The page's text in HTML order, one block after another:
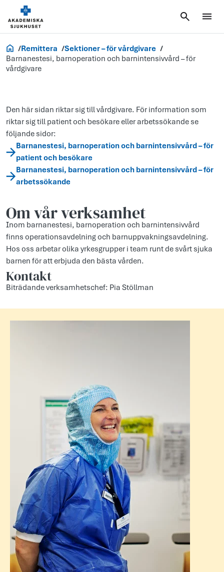
Vårdgivare
Remittera
Sektioner – för vårdgivare
Barnanestesi, barnoperation och barnintensivvård – för
vårdgivare
Den här sidan riktar sig till vårdgivare. För information som
riktar sig till patient och besökare eller arbetssökande se
följande sidor:
Barnanestesi, barnoperation och barnintensivvård – för
patient och besökare
Barnanestesi, barnoperation och barnintensivvård – för
arbetssökande
Om vår verksamhet
Inom barnanestesi, barnoperation och barnintensivvård
finns operationsavdelning och barnuppvakningsavdelning.
Hos oss arbetar olika yrkesgrupper i team runt de svårt sjuka
barnen för att erbjuda den bästa vården.
Kontakt
Biträdande verksamhetschef: Pia Stöllman